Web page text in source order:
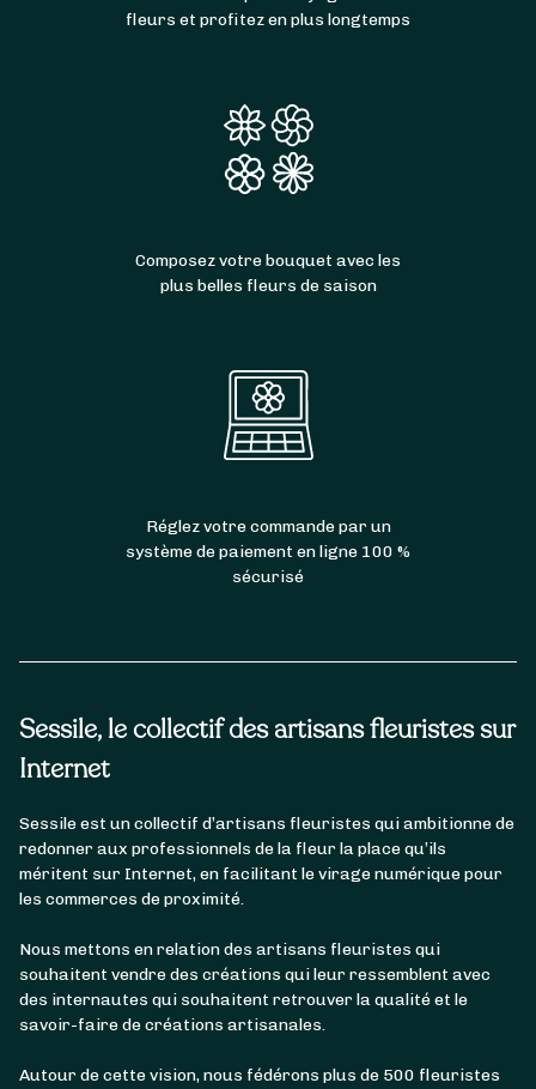
Sessile, le collectif des artisans fleuristes sur
Internet
Sessile est un collectif d’artisans fleuristes qui ambitionne de
redonner aux professionnels de la fleur la place qu’ils
méritent sur Internet, en facilitant le virage numérique pour
les commerces de proximité.
Nous mettons en relation des artisans fleuristes qui
souhaitent vendre des créations qui leur ressemblent avec
des internautes qui souhaitent retrouver la qualité et le
savoir-faire de créations artisanales.
Autour de cette vision, nous fédérons plus de 500 fleuristes
fleurs et profitez en plus longtemps
Composez votre bouquet avec les
plus belles fleurs de saison
Réglez votre commande par un
système de paiement en ligne 100 %
sécurisé